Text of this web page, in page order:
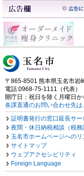
〒865-8501 熊本県玉名市岩
電話:0968-75-1111（代表）
開庁日：祝日を除く月曜日
各課直通のお問い合わせ先は
証明書発行の窓口延長サー
夜間・休日納税相談（税務
玉名市ホームページへの
サイトマップ
ウェブアクセシビリティ
Foreign Language